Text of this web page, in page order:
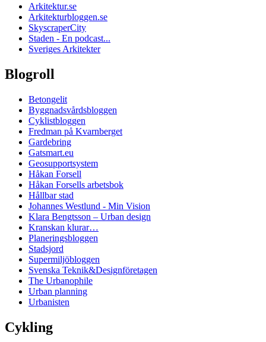
Arkitektur.se
Arkitekturbloggen.se
SkyscraperCity
Staden - En podcast...
Sveriges Arkitekter
Blogroll
Betongelit
Byggnadsvårdsbloggen
Cyklistbloggen
Fredman på Kvarnberget
Gardebring
Gatsmart.eu
Geosupportsystem
Håkan Forsell
Håkan Forsells arbetsbok
Hållbar stad
Johannes Westlund - Min Vision
Klara Bengtsson – Urban design
Kranskan klurar…
Planeringsbloggen
Stadsjord
Supermiljöbloggen
Svenska Teknik&Designföretagen
The Urbanophile
Urban planning
Urbanisten
Cykling